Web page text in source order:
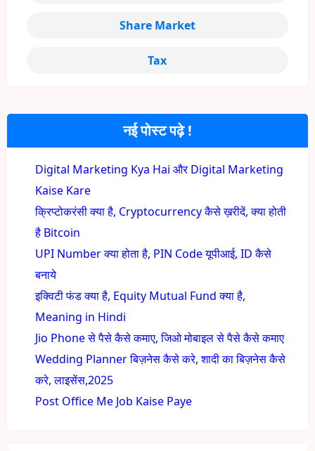
नई पोस्ट पढ़े !
Digital Marketing Kya Hai और Digital Marketing
Kaise Kare
क्रिप्टोकरंसी क्या है, Cryptocurrency कैसे ख़रीदें, क्या होती
है Bitcoin
UPI Number क्या होता है, PIN Code यूपीआई, ID कैसे
बनाये
इक्विटी फंड क्या है, Equity Mutual Fund क्या है,
Meaning in Hindi
Jio Phone से पैसे कैसे कमाए, जिओ मोबाइल से पैसे कैसे कमाए
Wedding Planner बिज़नेस कैसे करे, शादी का बिज़नेस कैसे
करे, लाइसेंस,2025
Post Office Me Job Kaise Paye
Share Market
Tax